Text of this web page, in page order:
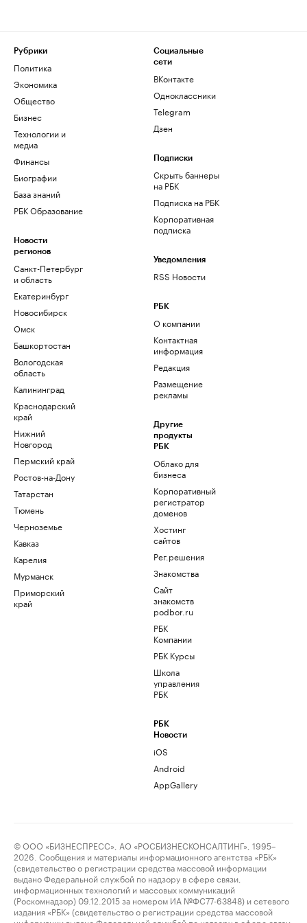
Рубрики
Политика
Экономика
Общество
Бизнес
Технологии и
медиа
Финансы
Биографии
База знаний
РБК Образование
Новости
регионов
Санкт-Петербург
и область
Екатеринбург
Новосибирск
Омск
Башкортостан
Вологодская
область
Калининград
Краснодарский
край
Нижний
Новгород
Пермский край
Ростов-на-Дону
Татарстан
Тюмень
Черноземье
Кавказ
Карелия
Мурманск
Приморский
край
Социальные
сети
ВКонтакте
Одноклассники
Telegram
Дзен
Подписки
Скрыть баннеры
на РБК
Подписка на РБК
Корпоративная
подписка
Уведомления
RSS Новости
РБК
О компании
Контактная
информация
Редакция
Размещение
рекламы
Другие
продукты
РБК
Облако для
бизнеса
Корпоративный
регистратор
доменов
Хостинг
сайтов
Рег.решения
Знакомства
Сайт
знакомств
podbor.ru
РБК
Компании
РБК Курсы
Школа
управления
РБК
РБК
Новости
iOS
Android
AppGallery
© ООО «БИЗНЕСПРЕСС», АО «РОСБИЗНЕСКОНСАЛТИНГ», 1995–
2026. Сообщения и материалы информационного агентства «РБК»
(свидетельство о регистрации средства массовой информации
выдано Федеральной службой по надзору в сфере связи,
информационных технологий и массовых коммуникаций
(Роскомнадзор) 09.12.2015 за номером ИА №ФС77-63848) и сетевого
издания «РБК» (свидетельство о регистрации средства массовой